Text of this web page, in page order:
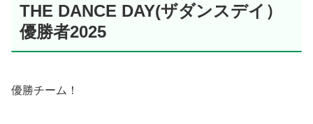
THE DANCE DAY(ザダンスデイ）
優勝者2025
優勝チーム！